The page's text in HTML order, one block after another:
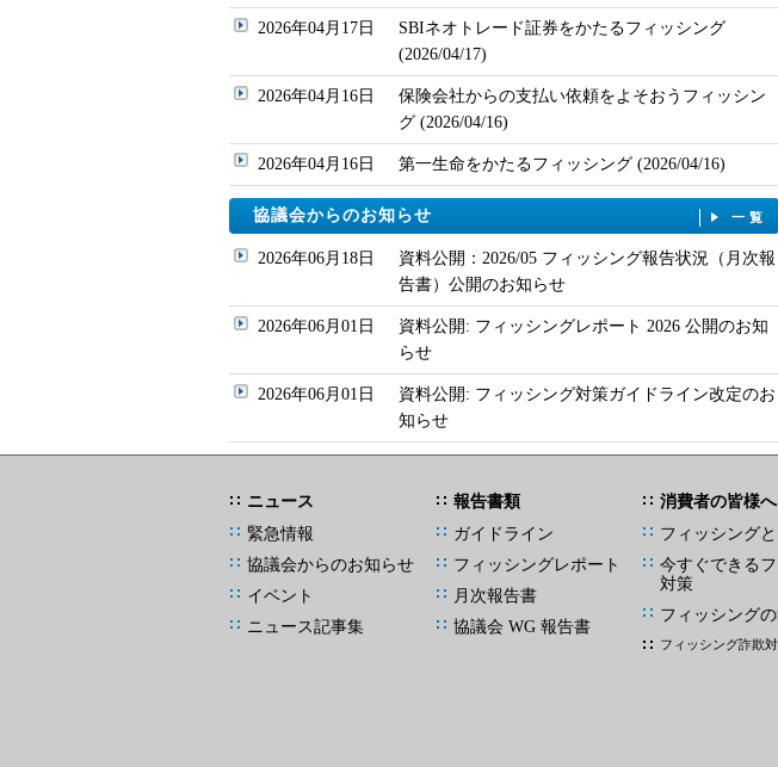
2026年04月17日
SBIネオトレード証券をかたるフィッシング
(2026/04/17)
2026年04月16日
保険会社からの支払い依頼をよそおうフィッシン
グ (2026/04/16)
2026年04月16日 第一生命をかたるフィッシング (2026/04/16)
協議会からのお知らせ 一覧
2026年06月18日
資料公開：2026/05 フィッシング報告状況（月次報
告書）公開のお知らせ
2026年06月01日
資料公開: フィッシングレポート 2026 公開のお知
らせ
2026年06月01日
資料公開: フィッシング対策ガイドライン改定のお
知らせ
ニュース
緊急情報
協議会からのお知らせ
イベント
ニュース記事集
報告書類
ガイドライン
フィッシングレポート
月次報告書
協議会 WG 報告書
消費者の皆様へ
フィッシング
今すぐできる
対策
フィッシング
フィッシング詐欺